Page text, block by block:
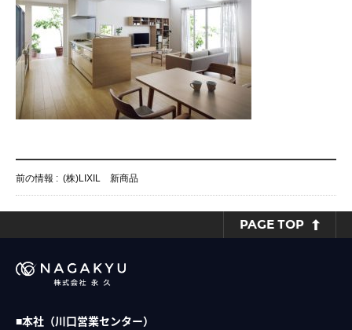
前の情報 : (株)LIXIL 新商品
PAGE TOP
■本社（川口営業センター）